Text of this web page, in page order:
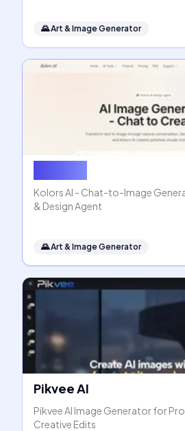
🌄Art & Image Generator
Kolors AI - Chat-to-Image
& Design Agent
🌄Art & Image Generator
Pikvee AI
Pikvee AI Image Generator for
Creative Edits